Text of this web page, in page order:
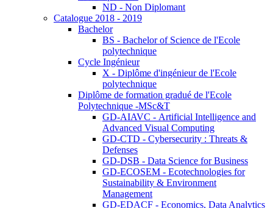
ND - Non Diplomant
Catalogue 2018 - 2019
Bachelor
BS - Bachelor of Science de l'Ecole
polytechnique
Cycle Ingénieur
X - Diplôme d'ingénieur de l'Ecole
polytechnique
Diplôme de formation gradué de l'Ecole
Polytechnique -MSc&T
GD-AIAVC - Artificial Intelligence and
Advanced Visual Computing
GD-CTD - Cybersecurity : Threats &
Defenses
GD-DSB - Data Science for Business
GD-ECOSEM - Ecotechnologies for
Sustainability & Environment
Management
GD-EDACF - Economics, Data Analytics